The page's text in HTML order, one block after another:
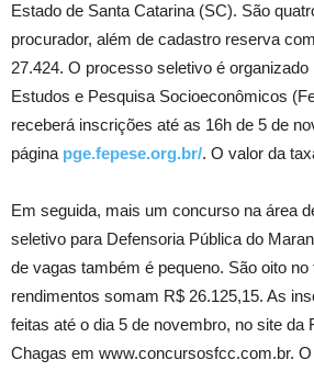
Estado de Santa Catarina (SC). São
procurador, além de cadastro reserva
27.424. O processo seletivo é organizado
Estudos e Pesquisa Socioeconômicos
receberá inscrições até as 16h de 5 de
página pge.fepese.org.br/. O valor da
Em seguida, mais um concurso na área
seletivo para Defensoria Pública do
de vagas também é pequeno. São oito no
rendimentos somam R$ 26.125,15. As
feitas até o dia 5 de novembro, no site da
Chagas em www.concursosfcc.com.br.